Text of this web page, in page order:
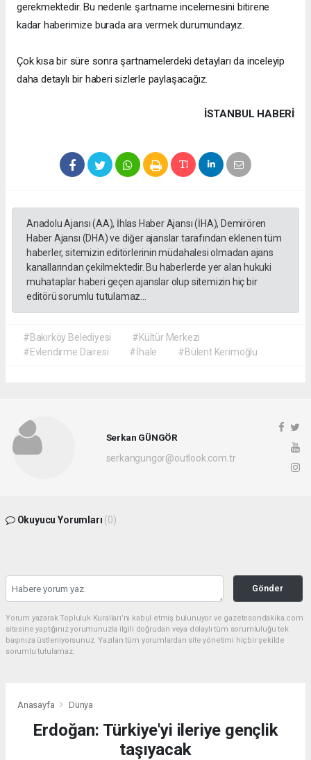
gerekmektedir. Bu nedenle şartname incelemesini bitirene
kadar haberimize burada ara vermek durumundayız.
Çok kısa bir süre sonra şartnamelerdeki detayları da inceleyip
daha detaylı bir haberi sizlerle paylaşacağız.
İSTANBUL HABERİ
Anadolu Ajansı (AA), İhlas Haber Ajansı (İHA), Demirören
Haber Ajansı (DHA) ve diğer ajanslar tarafından eklenen tüm
haberler, sitemizin editörlerinin müdahalesi olmadan ajans
kanallarından çekilmektedir. Bu haberlerde yer alan hukuki
muhataplar haberi geçen ajanslar olup sitemizin hiç bir
editörü sorumlu tutulamaz...
#Bakırköy Belediyesi
#Kültür Merkezi
#Evlendirme Dairesi
#İhale #Bülent Kerimoğlu
Serkan GÜNGÖR
serkangungor@outlook.com.tr
Okuyucu Yorumları (0)
Gönder
Yorum yazarak Topluluk Kuralları’nı kabul etmiş bulunuyor ve gazetesondakika.com
sitesine yaptığınız yorumunuzla ilgili doğrudan veya dolaylı tüm sorumluluğu tek
başınıza üstleniyorsunuz. Yazılan tüm yorumlardan site yönetimi hiçbir şekilde
sorumlu tutulamaz.
Anasayfa Dünya
Erdoğan: Türkiye'yi ileriye gençlik
taşıyacak